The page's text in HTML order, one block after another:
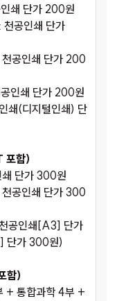
쇄 단가 200원
공인쇄 단가
공인쇄 단가 200
인쇄 단가 200원
쇄(디지털인쇄) 단
포함)
단가 300원
공인쇄 단가 300
공인쇄[A3] 단가
단가 300원)
함)
+ 통합과학 4부 +